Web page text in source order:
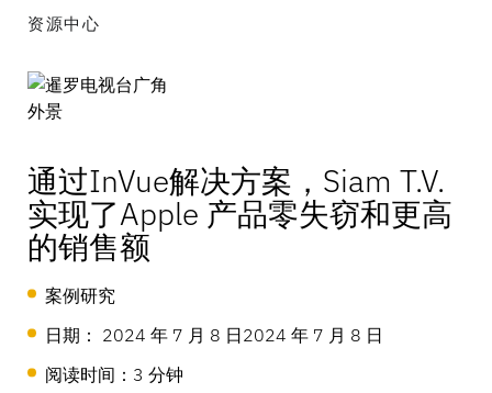
限，并通过无摩擦的客户购物体验提高销售额。
资产保护
门禁控制
足您商店的独特需求。
DIY与家居装修
产品组合。
OnePOD Max
OneKEY 生态系统
LIVE
MagStand
入我们的团队。
关于我们
可持续性
团队。
帮助中心
博客
资源中心
通过InVue解决方案，Siam T.V.
实现了Apple 产品零失窃和更高
的销售额
案例研究
日期： 2024 年 7 月 8 日2024 年 7 月 8 日
阅读时间：3 分钟